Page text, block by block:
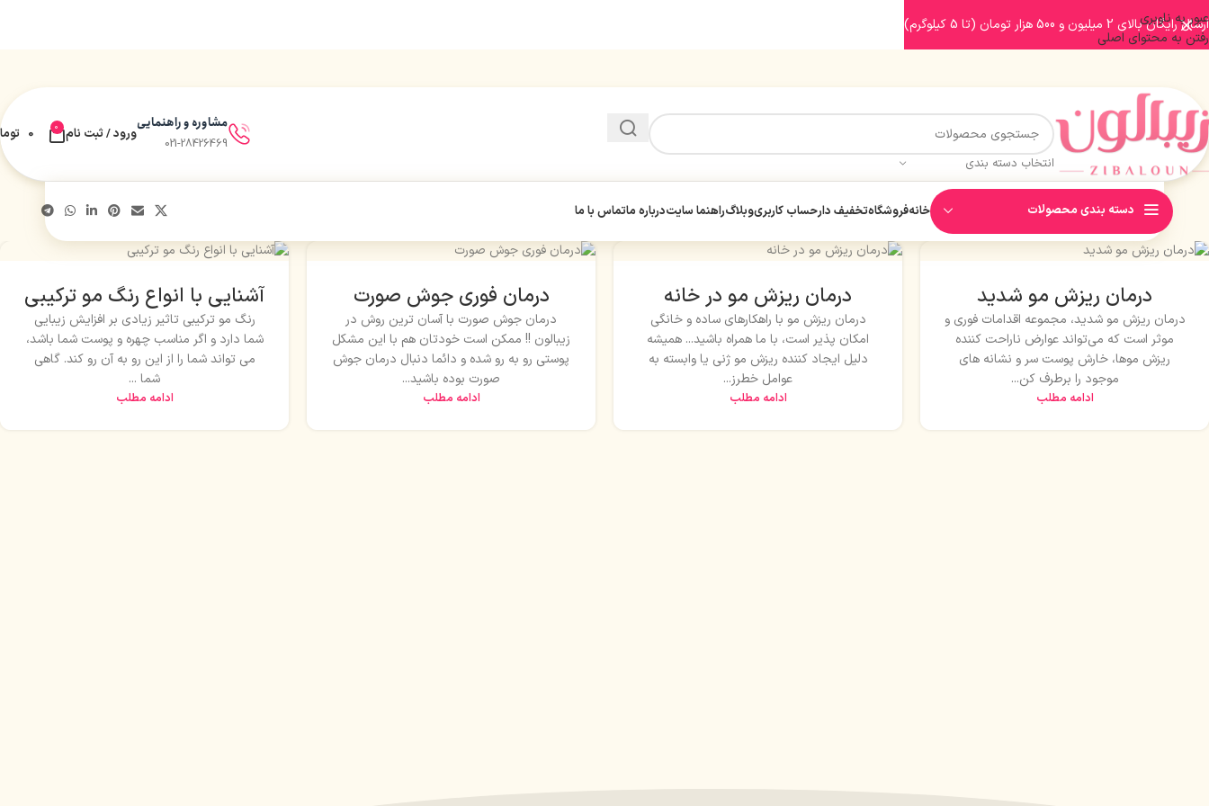
عبور به ناوبری
رفتن به محتوای اصلی
انتخاب دسته بندی
مشاوره و راهنمایی
021-28426469
ورود / ثبت نام 0
0
دسته بندی محصولات خانهفروشگاهتخفیف دارحساب کاربریوبلاگراهنما سایتدرباره ماتماس با ما
درمان ریزش مو شدید
درمان ریزش مو شدید، مجموعه اقدامات فوری و
موثر است که می‌تواند عوارض ناراحت کننده
ریزش موها، خارش پوست سر و نشانه های
موجود را برطرف کن...
ادامه مطلب
درمان ریزش مو در خانه
درمان ریزش مو با راهکارهای ساده و خانگی
امکان پذیر است، با ما همراه باشید... همیشه
دلیل ایجاد کننده ریزش مو ژنی یا وابسته به
عوامل خطرز...
ادامه مطلب
درمان فوری جوش صورت
درمان جوش صورت با آسان ترین روش در
زیبالون !! ممکن است خودتان هم با این مشکل
پوستی رو به رو شده و دائما دنبال درمان جوش
صورت بوده باشید...
ادامه مطلب
آشنایی با انواع رنگ مو ترکیبی
رنگ مو ترکیبی تاثیر زیادی بر افزایش زیبایی
شما دارد و اگر مناسب چهره و پوست شما باشد،
می تواند شما را از این رو به آن رو کند. گاهی
شما ...
ادامه مطلب
ارسال رایگان بالای 2 میلیون و 500 هزار تومان (تا 5 کیلوگرم)